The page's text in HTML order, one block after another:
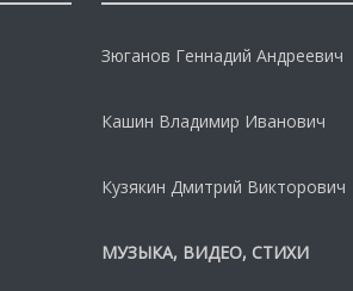
Зюганов Геннадий Андреевич
Кашин Владимир Иванович
Кузякин Дмитрий Викторович
МУЗЫКА, ВИДЕО, СТИХИ